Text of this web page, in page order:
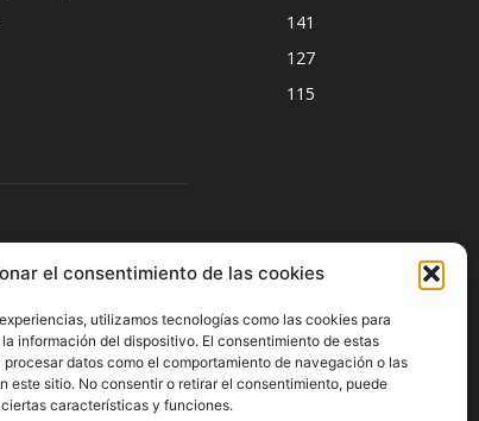
el consentimiento de las cookies
utilizamos tecnologías como las cookies para
información del dispositivo. El consentimiento de estas
datos como el comportamiento de navegación o las
este sitio. No consentir o retirar el consentimiento, puede
características y funciones.
141
127
115